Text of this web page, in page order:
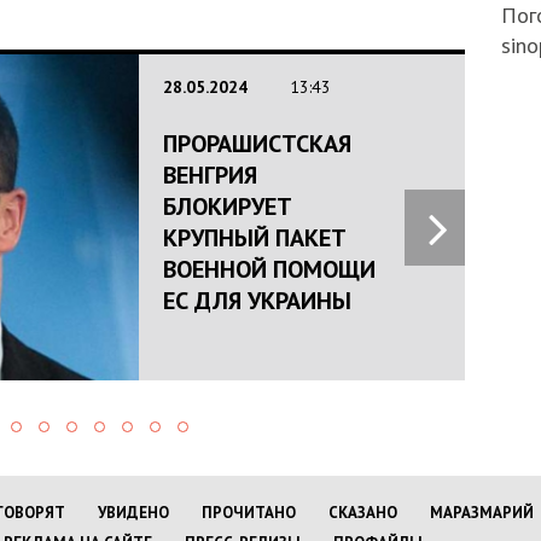
28.05.2024 13:43
ПРОРАШИСТСКАЯ
ВЕНГРИЯ
БЛОКИРУЕТ
КРУПНЫЙ ПАКЕТ
ВОЕННОЙ ПОМОЩИ
ЕС ДЛЯ УКРАИНЫ
УВИДЕНО ПРОЧИТАНО СКАЗАНО МАРАЗМАРИЙ